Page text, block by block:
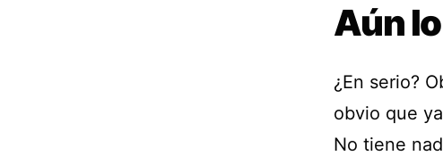
Aún
¿En serio?
obvio que
No tiene